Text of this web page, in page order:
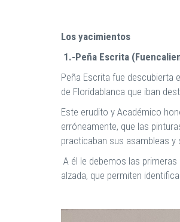
Los yacimientos
1.-Peña Escrita
Peña Escrita fue descubierta
de Floridablanca que iban
Este erudito y Académico
erróneamente, que las
practicaban sus asambleas y
A él le debemos las
alzada, que permiten